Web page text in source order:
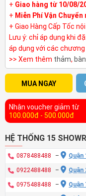
+ Giao hàng từ 10/08/
+ Miễn Phí Vận Chuyển
+ Giao Hàng Cấp Tốc
Lưu ý: chỉ áp dụng khi
áp dụng với các
>> Xem thêm thảm,
MUA NGAY
Nhận voucher giảm từ
100.000đ - 500.000đ
HỆ THỐNG 15
0878488488 – Quận
0922488488 – Quận
0975488488 – Quận